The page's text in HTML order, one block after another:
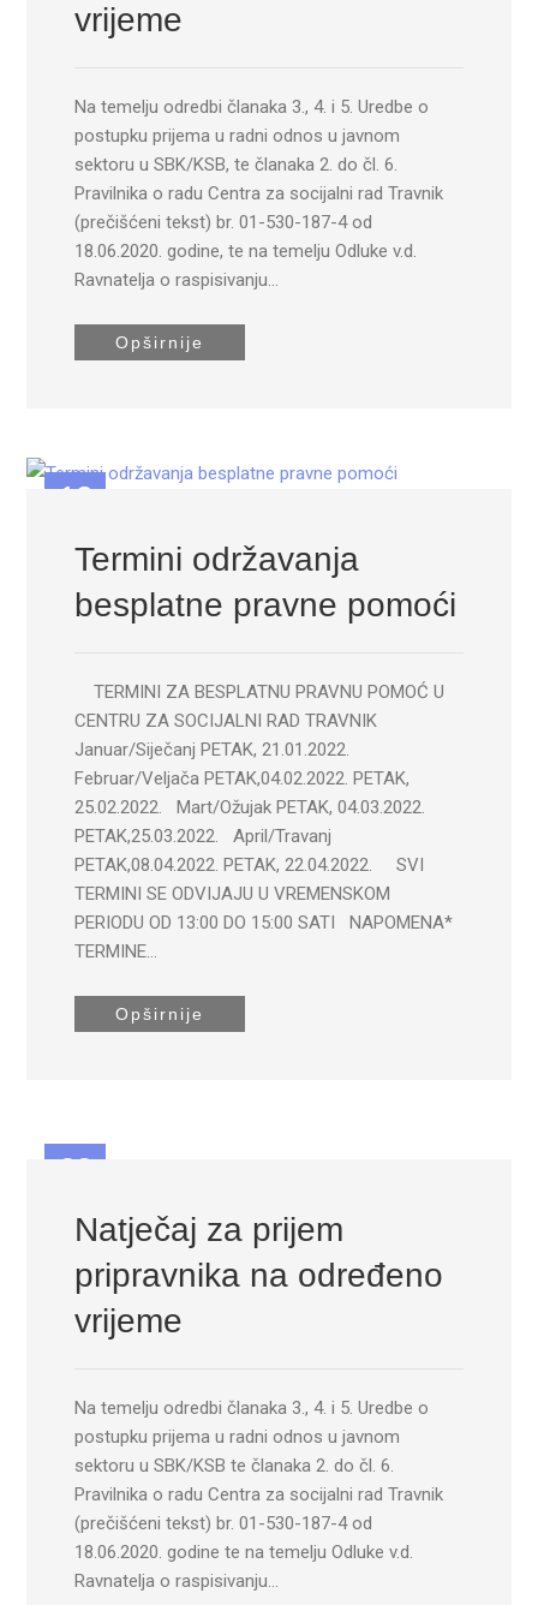
vrijeme
Na temelju odredbi članaka 3., 4. i 5. Uredbe o
postupku prijema u radni odnos u javnom
sektoru u SBK/KSB, te članaka 2. do čl. 6.
Pravilnika o radu Centra za socijalni rad Travnik
(prečišćeni tekst) br. 01-530-187-4 od
18.06.2020. godine, te na temelju Odluke v.d.
Ravnatelja o raspisivanju…
Opširnije
12
Termini održavanja
besplatne pravne pomoći
TERMINI ZA BESPLATNU PRAVNU POMOĆ U
CENTRU ZA SOCIJALNI RAD TRAVNIK
Januar/Siječanj PETAK, 21.01.2022.
Februar/Veljača PETAK,04.02.2022. PETAK,
25.02.2022. Mart/Ožujak PETAK, 04.03.2022.
PETAK,25.03.2022. April/Travanj
PETAK,08.04.2022. PETAK, 22.04.2022. SVI
TERMINI SE ODVIJAJU U VREMENSKOM
PERIODU OD 13:00 DO 15:00 SATI NAPOMENA*
TERMINE…
Opširnije
22
Natječaj za prijem
pripravnika na određeno
vrijeme
Na temelju odredbi članaka 3., 4. i 5. Uredbe o
postupku prijema u radni odnos u javnom
sektoru u SBK/KSB te članaka 2. do čl. 6.
Pravilnika o radu Centra za socijalni rad Travnik
(prečišćeni tekst) br. 01-530-187-4 od
18.06.2020. godine te na temelju Odluke v.d.
Ravnatelja o raspisivanju…